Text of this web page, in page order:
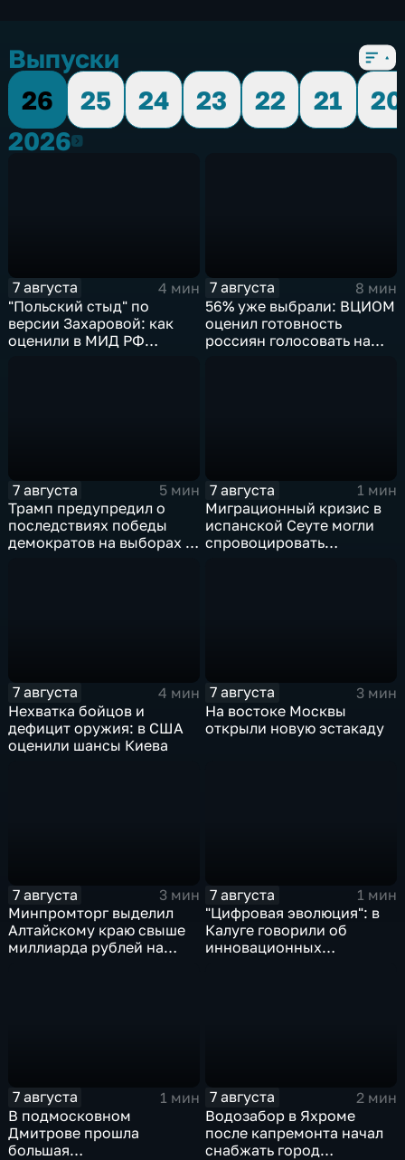
Выпуски
26
25 24 23 22 21
20
20262026
7 августа
4 мин
"Польский стыд" по
версии Захаровой: как
оценили в МИД РФ
7 августа
8 мин
56% уже выбрали: ВЦИОМ
оценил готовность
россиян голосовать на
7 августа
5 мин
Трамп предупредил о
последствиях победы
демократов на выборах в
7 августа
1 мин
Миграционный кризис в
испанской Сеуте могли
спровоцировать
7 августа
4 мин
Нехватка бойцов и
дефицит оружия: в США
оценили шансы Киева
7 августа
3 мин
На востоке Москвы
открыли новую эстакаду
7 августа
3 мин
Минпромторг выделил
Алтайскому краю свыше
миллиарда рублей на
7 августа
1 мин
"Цифровая эволюция": в
Калуге говорили об
инновационных
7 августа
1 мин
В подмосковном
Дмитрове прошла
большая
7 августа
2 мин
Водозабор в Яхроме
после капремонта начал
снабжать город